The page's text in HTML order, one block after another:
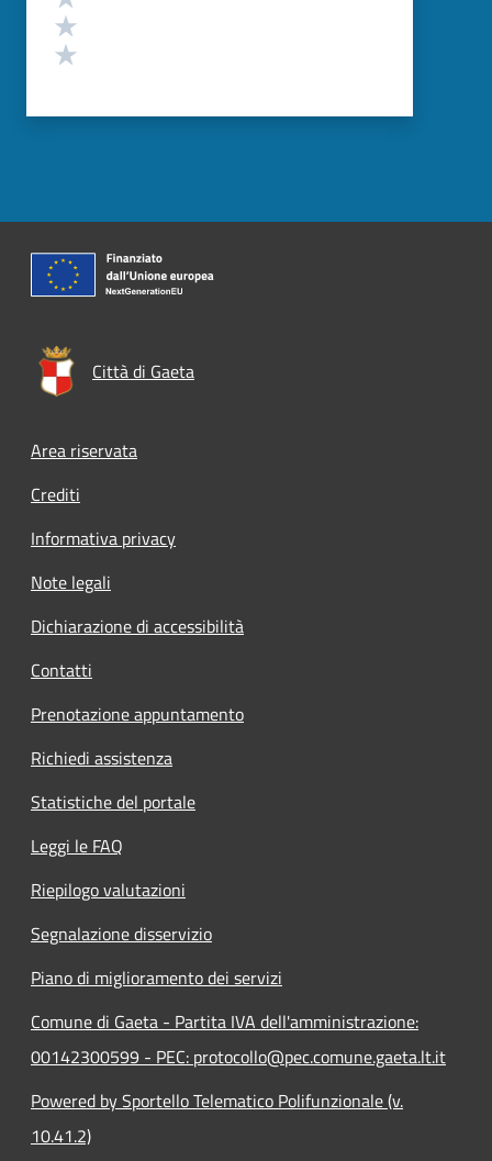
Città di Gaeta
Footer menu
Area riservata
Crediti
Informativa privacy
Note legali
Dichiarazione di accessibilità
Contatti
Prenotazione appuntamento
Richiedi assistenza
Statistiche del portale
Leggi le FAQ
Riepilogo valutazioni
Segnalazione disservizio
Piano di miglioramento dei servizi
Comune di Gaeta - Partita IVA dell'amministrazione:
00142300599 - PEC: protocollo@pec.comune.gaeta.lt.it
Powered by Sportello Telematico Polifunzionale (v.
10.41.2)